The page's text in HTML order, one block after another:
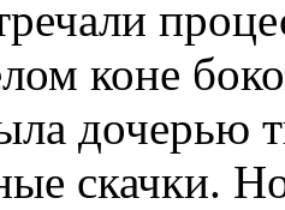
коне
дочерью
скачки.